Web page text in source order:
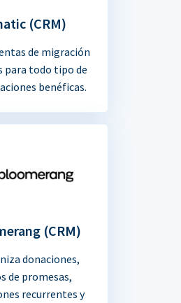
(CRM)
de migración
para todo tipo de
benéficas.
(CRM)
donaciones,
de promesas,
recurrentes y